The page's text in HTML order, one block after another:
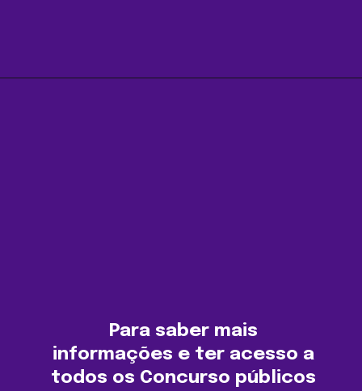
Para saber mais
informações e ter acesso a
todos os Concurso públicos